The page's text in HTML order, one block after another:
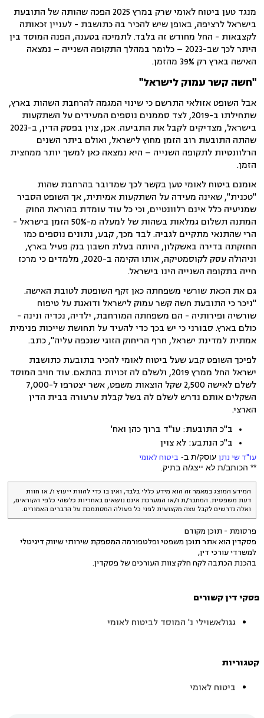
מנגד טען ביטוח לאומי שרק במרץ 2025 הפכה שהותה של התובעת
בישראל לרציפה, באופן שיש להכיר בה כתושבת - לעניין זכאותה
לקצבאות - החל מחודש זה בלבד. לתמיכה בטענה, הפנה המוסד בין
היתר לכך שב-2023 – כלומר במהלך התקופה השנייה – נמצאה
האישה בארץ רק 39% מהזמן.
"חשה קשר עמוק לישראל"
אבל השופט אזולאי התרשם כי שינוי המגמה להרחבת השהות בארץ,
שתחילתו ב-2019, לצד סממנים נוספים המעידים על השתקעות
בישראל, מצדיקים לקבל את התביעה. אכן, צוין בפסק הדין, ב-2023
שהתה התובעת רוב הזמן מחוץ לישראל, ואולם ביתר השנים
הרלוונטיות לתקופה השנייה – היא נמצאה כאן למשך יותר ממחצית
הזמן.
אומנם ביטוח לאומי טען בקשר לכך שמדובר בהרחבת שהות
"טכנית", שאינה מעידה על השתקעות אמיתית, אך השופט הסביר
שמניעיה כלל אינם רלוונטיים, וכי כל עוד עומדת בהוראת החוק
המתנה תשלום גמלאות בשהות של למעלה מ-50% הזמן בישראל -
הרי שהתנאי מתקיים לגביה. לבד מכך, קבע, נתונים נוספים כמו
החזקתה בדירה באשקלון, היותה בעלת חשבון בנק פעיל בארץ,
וניהולה עסק לקוסמטיקה, אותו הקימה ב-2020, מלמדים כי מרכז
חייה בתקופה השנייה הינו בישראל.
גם את הכאת שורשי משפחתה כאן זקף השופטת לטובת האישה.
"ניכר כי התובעת חשה קשר עמוק לישראל ודואגת על טיפוח
שורשיה ופירותיה - הם משפחתה המורחבת, ילדיה, נכדיה ונינה -
כולם בארץ. סבורני כי יש בכך כדי להעיד על תחושת שייכות פנימית
אמתית למדינת ישראל, חרף הריחוק הזוגי שנכפה עליה", כתב.
לפיכך השופט קבע שעל ביטוח לאומי להכיר בתובעת כתושבת
ישראל החל ממרץ 2019, ולשלם לה זכויות בהתאם. עוד חויב המוסד
לשלם לאישה 2,500 שקל הוצאות משפט, אשר יצטרפו ל-7,000
השקלים אותם נדרש לשלם לה בשל קבלת ערעורה בבית הדין
הארצי.
ב"כ התובעת: עו"ד ברוך כהן ואח'
ב"כ הנתבע: לא צוין
עו"ד שי נתן עוסק/ת ב- ביטוח לאומי
** הכותב/ת לא ייצג/ה בתיק.
המידע המוצג במאמר זה הוא מידע כללי בלבד, ואין בו כדי להוות ייעוץ ו/ או חוות
דעת משפטית. המחבר/ת ו/או המערכת אינם נושאים באחריות כלשהי כלפי הקוראים,
ואלה נדרשים לקבל עצה מקצועית לפני כל פעולה המסתמכת על הדברים האמורים.
פרסומת - תוכן מקודם
פסקדין הוא אתר תוכן משפטי ופלטפורמה המספקת שירותי שיווק דיגיטלי
למשרדי עורכי דין,
בהכנת הכתבה לקח חלק צוות העורכים של פסקדין.
פסקי דין קשורים
גגולאשוילי נ' המוסד לביטוח לאומי
קטגוריות
ביטוח לאומי